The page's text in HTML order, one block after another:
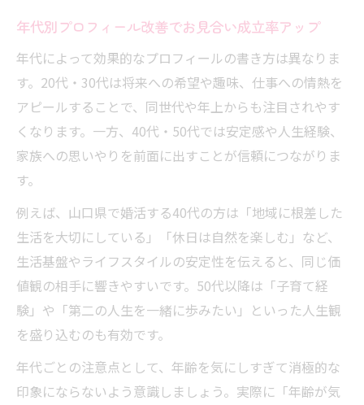
年代別プロフィール改善でお見合い成立率アップ
年代によって効果的なプロフィールの書き方は異なりま
す。20代・30代は将来への希望や趣味、仕事への情熱を
アピールすることで、同世代や年上からも注目されやす
くなります。一方、40代・50代では安定感や人生経験、
家族への思いやりを前面に出すことが信頼につながりま
す。
例えば、山口県で婚活する40代の方は「地域に根差した
生活を大切にしている」「休日は自然を楽しむ」など、
生活基盤やライフスタイルの安定性を伝えると、同じ価
値観の相手に響きやすいです。50代以降は「子育て経
験」や「第二の人生を一緒に歩みたい」といった人生観
を盛り込むのも有効です。
年代ごとの注意点として、年齢を気にしすぎて消極的な
印象にならないよう意識しましょう。実際に「年齢が気